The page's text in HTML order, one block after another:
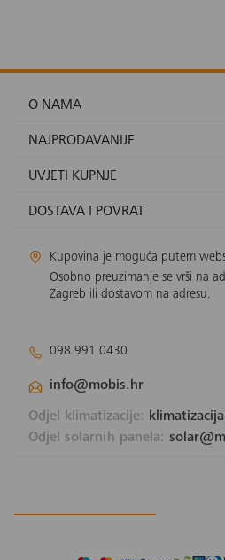
O NAMA
NAJPRODAVANIJE
UVJETI KUPNJE
DOSTAVA I POVRAT
Kupovina je moguća putem
Osobno preuzimanje se vrši na
Zagreb ili dostavom na adresu.
098 991 0430
info@mobis.hr
Odjel klimatizacije:
Odjel solarnih panela: